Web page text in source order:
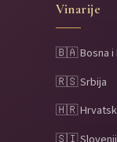
Vinarije
🇧🇦 Bosna i
🇷🇸 Srbija
🇭🇷